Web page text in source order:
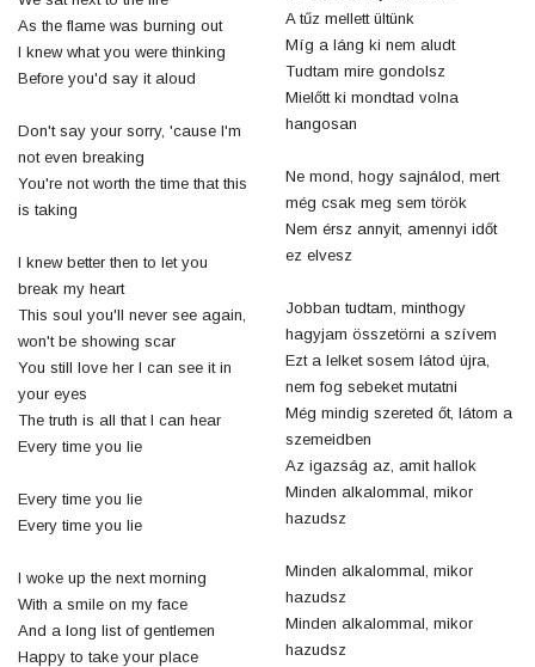
As the flame was burning out
I knew what you were thinking
Before you'd say it aloud
Don't say your sorry, 'cause I'm
not even breaking
You're not worth the time that this
is taking
I knew better then to let you
break my heart
This soul you'll never see again,
won't be showing scar
You still love her I can see it in
your eyes
The truth is all that I can hear
Every time you lie
Every time you lie
Every time you lie
I woke up the next morning
With a smile on my face
And a long list of gentlemen
Happy to take your place
A tűz mellett ültünk
Míg a láng ki nem aludt
Tudtam mire gondolsz
Mielőtt ki mondtad volna
hangosan
Ne mond, hogy sajnálod, mert
még csak meg sem török
Nem érsz annyit, amennyi időt
ez elvesz
Jobban tudtam, minthogy
hagyjam összetörni a szívem
Ezt a lelket sosem látod újra,
nem fog sebeket mutatni
Még mindig szereted őt, látom a
szemeidben
Az igazság az, amit hallok
Minden alkalommal, mikor
hazudsz
Minden alkalommal, mikor
hazudsz
Minden alkalommal, mikor
hazudsz